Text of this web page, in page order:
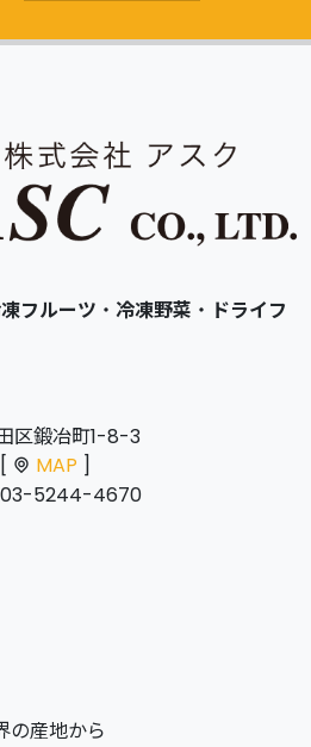
フルーツ ・ 冷凍野菜 ・ ドライフ
区鍛冶町1-8-3
MAP ]
03-5244-4670
の産地から